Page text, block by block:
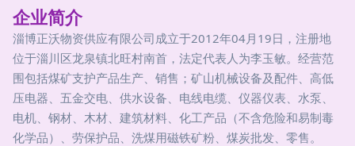
企业简介
淄博正沃物资供应有限公司成立于2012年04月19日，注册地
位于淄川区龙泉镇北旺村南首，法定代表人为李玉敏。经营范
围包括煤矿支护产品生产、销售；矿山机械设备及配件、高低
压电器、五金交电、供水设备、电线电缆、仪器仪表、水泵、
电机、钢材、木材、建筑材料、化工产品（不含危险和易制毒
化学品）、劳保护品、洗煤用磁铁矿粉、煤炭批发、零售。